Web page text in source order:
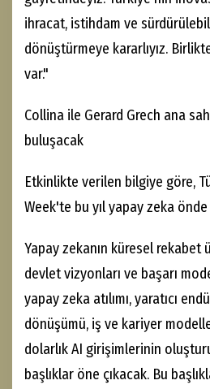
ihracat, istihdam ve
dönüştürmeye kararlıyız.
var."
Collina ile Gerard Grech ana
buluşacak
Etkinlikte verilen bilgiye göre,
Week'te bu yıl yapay zeka
Yapay zekanın küresel rekabet
devlet vizyonları ve başarı
yapay zeka atılımı, yaratıcı
dönüşümü, iş ve kariyer
dolarlık AI girişimlerinin
başlıklar öne çıkacak. Bu